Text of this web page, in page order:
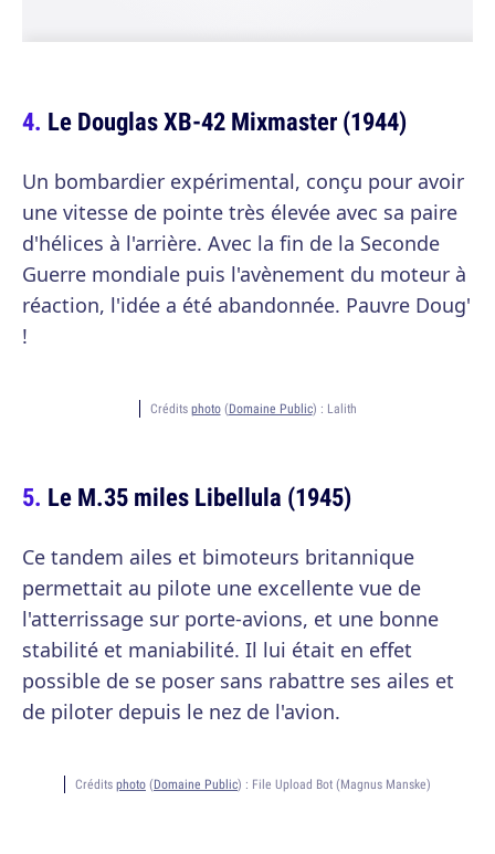
Le Douglas XB-42 Mixmaster (1944)
Un bombardier expérimental, conçu pour avoir
une vitesse de pointe très élevée avec sa paire
d'hélices à l'arrière. Avec la fin de la Seconde
Guerre mondiale puis l'avènement du moteur à
réaction, l'idée a été abandonnée. Pauvre Doug'
!
Crédits photo(Domaine Public) : Lalith
Le M.35 miles Libellula (1945)
Ce tandem ailes et bimoteurs britannique
permettait au pilote une excellente vue de
l'atterrissage sur porte-avions, et une bonne
stabilité et maniabilité. Il lui était en effet
possible de se poser sans rabattre ses ailes et
de piloter depuis le nez de l'avion.
Crédits photo (Domaine Public) : File Upload Bot (Magnus Manske)